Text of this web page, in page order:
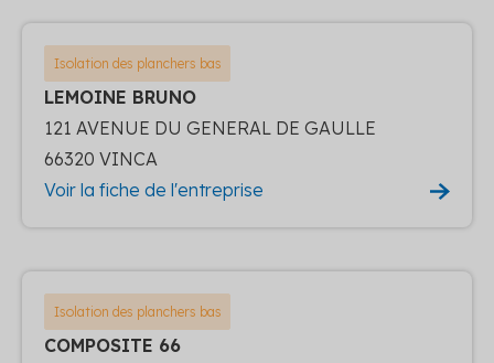
Isolation des planchers bas
LEMOINE BRUNO
121 AVENUE DU GENERAL DE GAULLE
66320 VINCA
Voir la fiche de l'entreprise
Isolation des planchers bas
COMPOSITE 66